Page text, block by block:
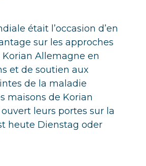
était l’occasion d’en
sur les approches
Korian Allemagne en
et de soutien aux
de la maladie
maisons de Korian
leurs portes sur la
heute Dienstag oder